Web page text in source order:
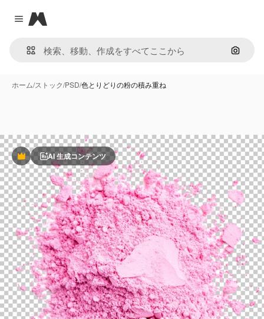
Close menu
Magnific
画像で
ホーム/ストック/PSD/色とりどりの粉の積み重ね
PremiumAI 生成コンテンツ